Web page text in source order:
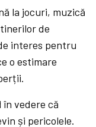
la jocuri, muzică
de
interes pentru
o estimare
în vedere că
și pericolele.